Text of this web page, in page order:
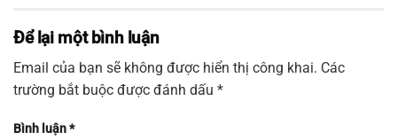
Để lại một bình luận
Email của bạn sẽ không được hiển thị công khai. Các
trường bắt buộc được đánh dấu *
Bình luận*